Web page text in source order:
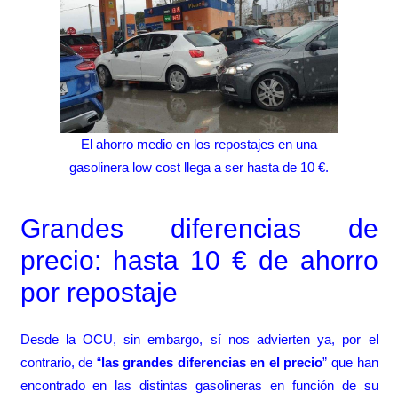
El ahorro medio en los repostajes en una
gasolinera low cost llega a ser hasta de 10 €.
Grandes diferencias de
precio: hasta 10 € de ahorro
por repostaje
Desde la OCU, sin embargo, sí nos advierten ya, por el
contrario, de “las grandes diferencias en el precio” que han
encontrado en las distintas gasolineras en función de su